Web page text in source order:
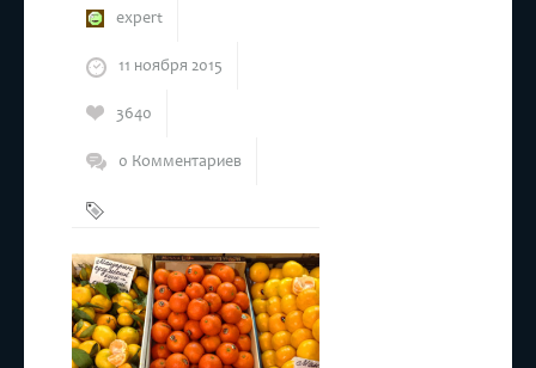
expert
11 ноября 2015
3640
0 Комментариев